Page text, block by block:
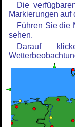
Die
Markierungen auf
Führen Sie die
sehen.
Darauf